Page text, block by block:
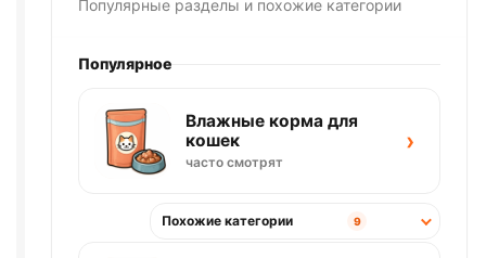
Популярные разделы и похожие категории
Популярное
Влажные корма для
кошек
часто смотрят
›
Похожие категории 9